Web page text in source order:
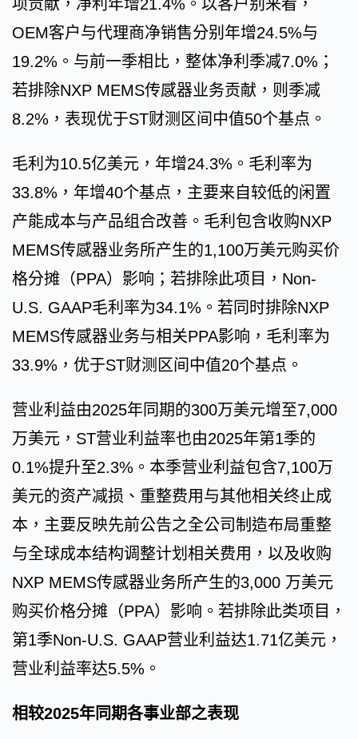
项贡献，净利年增21.4%。以客户别来看，
OEM客户与代理商净销售分别年增24.5%与
19.2%。与前一季相比，整体净利季减7.0%；
若排除NXP MEMS传感器业务贡献，则季减
8.2%，表现优于ST财测区间中值50个基点。
毛利为10.5亿美元，年增24.3%。毛利率为
33.8%，年增40个基点，主要来自较低的闲置
产能成本与产品组合改善。毛利包含收购NXP
MEMS传感器业务所产生的1,100万美元购买价
格分摊（PPA）影响；若排除此项目，Non-
U.S. GAAP毛利率为34.1%。若同时排除NXP
MEMS传感器业务与相关PPA影响，毛利率为
33.9%，优于ST财测区间中值20个基点。
营业利益由2025年同期的300万美元增至7,000
万美元，ST营业利益率也由2025年第1季的
0.1%提升至2.3%。本季营业利益包含7,100万
美元的资产减损、重整费用与其他相关终止成
本，主要反映先前公告之全公司制造布局重整
与全球成本结构调整计划相关费用，以及收购
NXP MEMS传感器业务所产生的3,000 万美元
购买价格分摊（PPA）影响。若排除此类项目，
第1季Non-U.S. GAAP营业利益达1.71亿美元，
营业利益率达5.5%。
相较2025年同期各事业部之表现